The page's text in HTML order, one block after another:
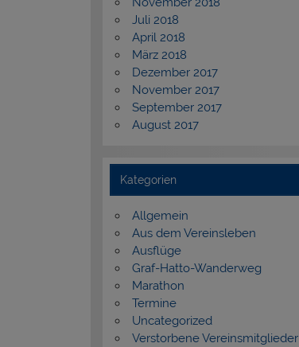
Juli 2018
April 2018
März 2018
Dezember 2017
November 2017
September 2017
August 2017
Kategorien
Allgemein
Aus dem Vereinsleben
Ausflüge
Graf-Hatto-Wanderweg
Marathon
Termine
Uncategorized
Verstorbene Vereinsmitglieder